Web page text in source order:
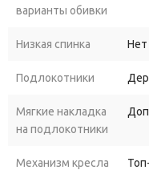
варианты обивки
Низкая спинка Нет
Подлокотники
Мягкие накладка
на подлокотники
Механизм кресла